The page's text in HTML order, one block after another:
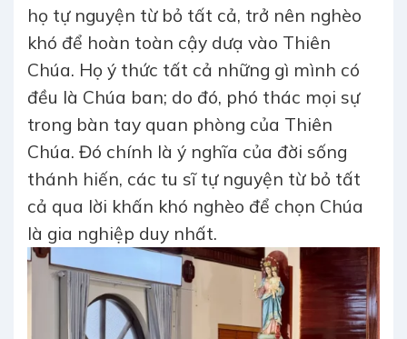
họ tự nguyện từ bỏ tất cả, trở nên nghèo
khó để hoàn toàn cậy dưạ vào Thiên
Chúa. Họ ý thức tất cả những gì mình có
đều là Chúa ban; do đó, phó thác mọi sự
trong bàn tay quan phòng của Thiên
Chúa. Đó chính là ý nghĩa của đời sống
thánh hiến, các tu sĩ tự nguyện từ bỏ tất
cả qua lời khấn khó nghèo để chọn Chúa
là gia nghiệp duy nhất.